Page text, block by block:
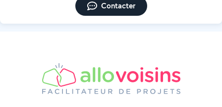
Contacter